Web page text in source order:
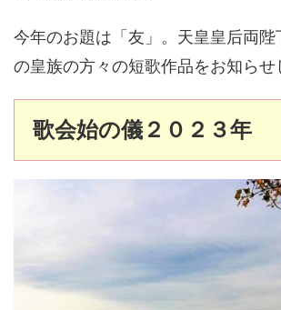
今年のお題は「友」。天皇皇后両
の皇族の方々の短歌作品をお知らせ
歌会始の儀２０２３年